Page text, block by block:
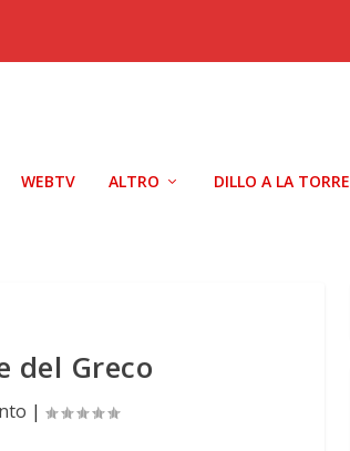
WEBTV ALTRO DILLO A LA TORRE
del Greco
|